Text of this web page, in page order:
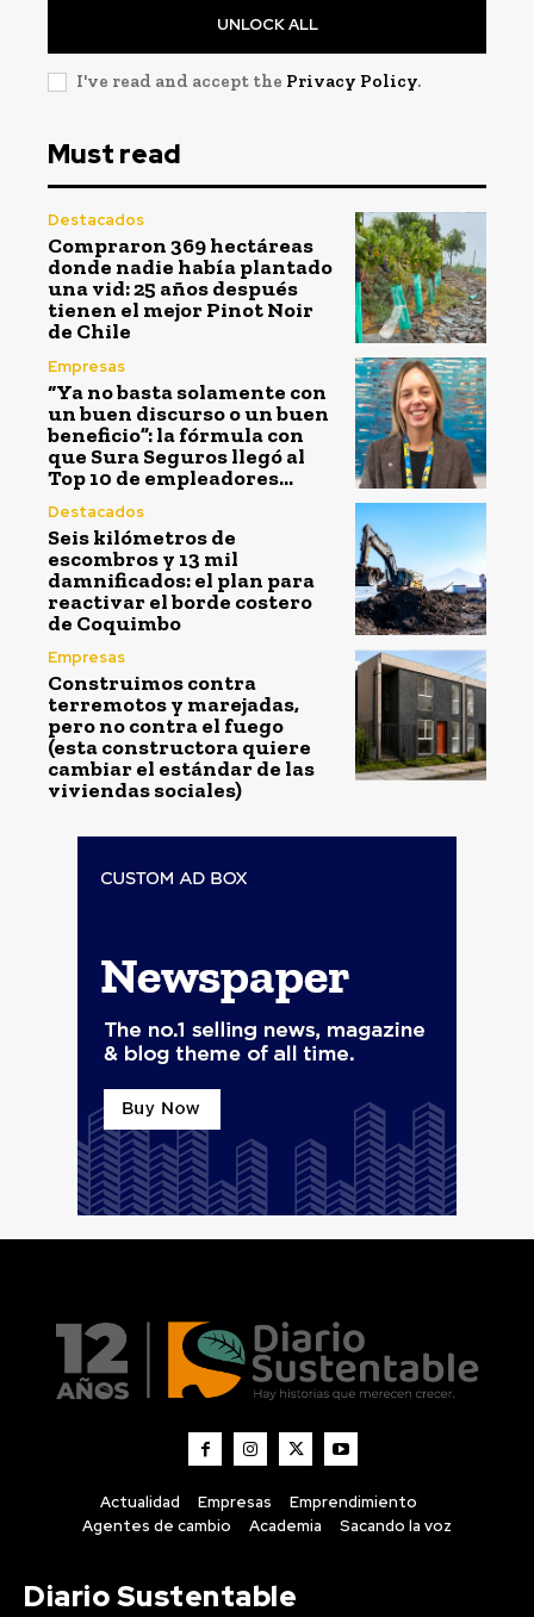
UNLOCK ALL
I've read and accept the Privacy Policy.
Must read
Destacados
Compraron 369 hectáreas
donde nadie había plantado
una vid: 25 años después
tienen el mejor Pinot Noir
de Chile
Empresas
“Ya no basta solamente con
un buen discurso o un buen
beneficio”: la fórmula con
que Sura Seguros llegó al
Top 10 de empleadores...
Destacados
Seis kilómetros de
escombros y 13 mil
damnificados: el plan para
reactivar el borde costero
de Coquimbo
Empresas
Construimos contra
terremotos y marejadas,
pero no contra el fuego
(esta constructora quiere
cambiar el estándar de las
viviendas sociales)
Actualidad Empresas
Emprendimiento
Agentes de cambio
Academia Sacando la voz
Diario Sustentable